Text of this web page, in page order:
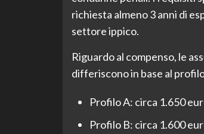
richiesta almeno 3 anni di
settore ippico.
Riguardo al compenso, le
differiscono in base al
Profilo A: circa 1.650
Profilo B: circa 1.600